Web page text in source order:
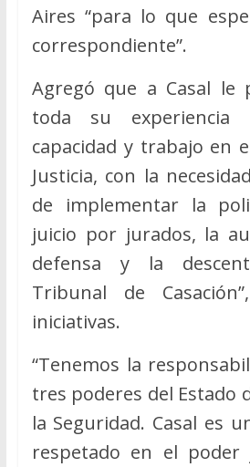
Aires “para lo que
correspondiente”.
Agregó que a Casal le
toda su experiencia
capacidad y trabajo en
Justicia, con la
de implementar la
juicio por jurados, la
defensa y la
Tribunal de
iniciativas.
“Tenemos la
tres poderes del Estado
la Seguridad. Casal es
respetado en el